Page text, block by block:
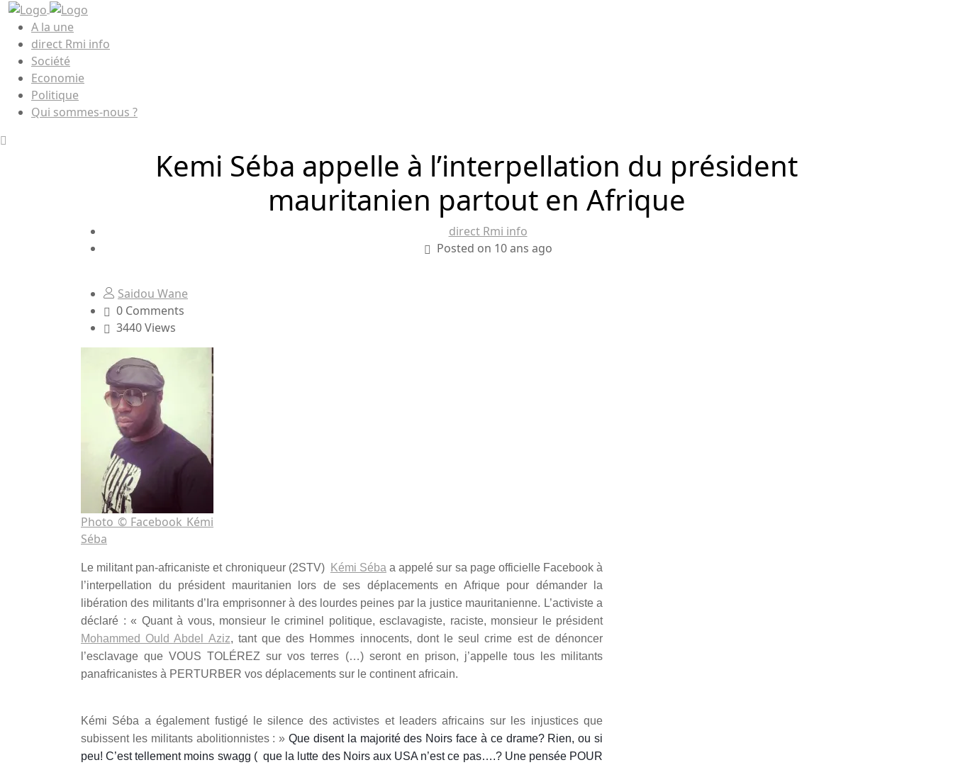
A la une
direct Rmi info
Société
Economie
Politique
Qui sommes-nous ?
Kemi Séba appelle à l’interpellation du président
mauritanien partout en Afrique
direct Rmi info
Posted on 10 ans ago
Saidou Wane
0 Comments
3440 Views
Photo © Facebook Kémi
Séba
Le militant pan-africaniste et chroniqueur (2STV) Kémi Séba a appelé sur sa page officielle Facebook à
l’interpellation du président mauritanien lors de ses déplacements en Afrique pour démander la
libération des militants d’Ira emprisonner à des lourdes peines par la justice mauritanienne. L’activiste a
déclaré : « Quant à vous, monsieur le criminel politique, esclavagiste, raciste, monsieur le président
Mohammed Ould Abdel Aziz, tant que des Hommes innocents, dont le seul crime est de dénoncer
l’esclavage que VOUS TOLÉREZ sur vos terres (…) seront en prison, j’appelle tous les militants
panafricanistes à PERTURBER vos déplacements sur le continent africain.
Kémi Séba a également fustigé le silence des activistes et leaders africains sur les injustices que
subissent les militants abolitionnistes : » Que disent la majorité des Noirs face à ce drame? Rien, ou si
peu! C’est tellement moins swagg ( que la lutte des Noirs aux USA n’est ce pas….? Une pensée POUR